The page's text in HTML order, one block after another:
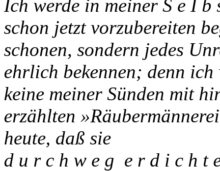
Ich werde in meiner S e I
schon jetzt vorzubereiten
schonen, sondern jedes
ehrlich bekennen; denn
keine meiner Sünden mit
erzählten
heute, daß sie
d u r c h w e g e r d i c h